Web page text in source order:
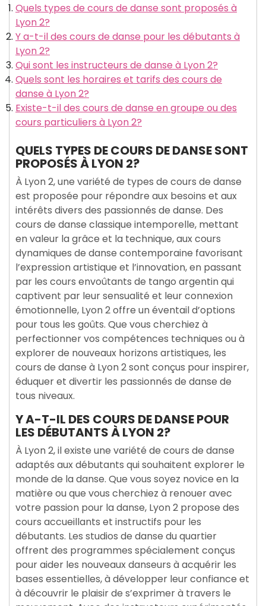
Quels types de cours de danse sont proposés à
Lyon 2?
Y a-t-il des cours de danse pour les débutants à
Lyon 2?
Qui sont les instructeurs de danse à Lyon 2?
Quels sont les horaires et tarifs des cours de
danse à Lyon 2?
Existe-t-il des cours de danse en groupe ou des
cours particuliers à Lyon 2?
QUELS TYPES DE COURS DE DANSE SONT
PROPOSÉS À LYON 2?
À Lyon 2, une variété de types de cours de danse
est proposée pour répondre aux besoins et aux
intérêts divers des passionnés de danse. Des
cours de danse classique intemporelle, mettant
en valeur la grâce et la technique, aux cours
dynamiques de danse contemporaine favorisant
l’expression artistique et l’innovation, en passant
par les cours envoûtants de tango argentin qui
captivent par leur sensualité et leur connexion
émotionnelle, Lyon 2 offre un éventail d’options
pour tous les goûts. Que vous cherchiez à
perfectionner vos compétences techniques ou à
explorer de nouveaux horizons artistiques, les
cours de danse à Lyon 2 sont conçus pour inspirer,
éduquer et divertir les passionnés de danse de
tous niveaux.
Y A-T-IL DES COURS DE DANSE POUR
LES DÉBUTANTS À LYON 2?
À Lyon 2, il existe une variété de cours de danse
adaptés aux débutants qui souhaitent explorer le
monde de la danse. Que vous soyez novice en la
matière ou que vous cherchiez à renouer avec
votre passion pour la danse, Lyon 2 propose des
cours accueillants et instructifs pour les
débutants. Les studios de danse du quartier
offrent des programmes spécialement conçus
pour aider les nouveaux danseurs à acquérir les
bases essentielles, à développer leur confiance et
à découvrir le plaisir de s’exprimer à travers le